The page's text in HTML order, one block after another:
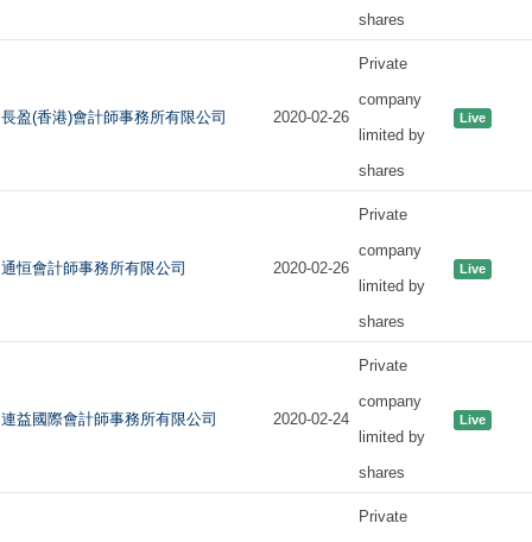
shares
長盈(香港)會計師事務所有限公司 2020-02-26
Private
company
limited by
shares
Live
通恒會計師事務所有限公司 2020-02-26
Private
company
limited by
shares
Live
連益國際會計師事務所有限公司 2020-02-24
Private
company
limited by
shares
Live
Private